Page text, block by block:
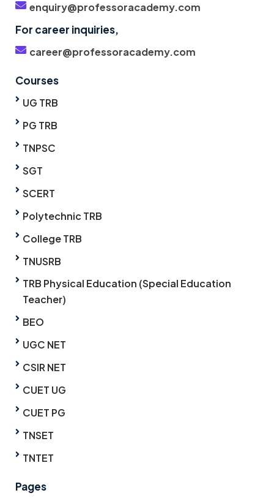
enquiry@professoracademy.com
For career inquiries,
career@professoracademy.com
Courses
UG TRB
PG TRB
TNPSC
SGT
SCERT
Polytechnic TRB
College TRB
TNUSRB
TRB Physical Education (Special Education
Teacher)
BEO
UGC NET
CSIR NET
CUET UG
CUET PG
TNSET
TNTET
Pages